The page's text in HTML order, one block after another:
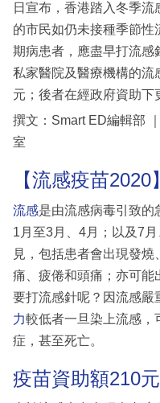
日宣布，香港踏入冬季
的市民如仍未接種季節
期病患者，應盡早打流感
私家醫院及醫療機構的流
元；後者在經政府資助下
撰文：Smart ED編輯部
室
【流感疫苗
流感是由流感病毒引致的
1月至3月、4月；以及7
見，包括患者會出現發
痛、疲倦和頭痛；亦可能
要打流感針呢？因流感嚴
力較低者一旦染上流感，
症，甚至死亡。
疫苗資助額210